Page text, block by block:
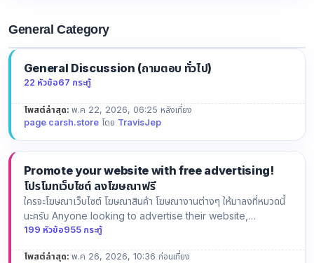
General Category
General Discussion (ถามตอบ ทั่วไป)
22 หัวข้อ67 กระทู้
โพสต์ล่าสุด: พ.ค 22, 2026, 06:25 หลังเที่ยง
page carsh.storeโดย TravisJep
Promote your website with free advertising!
โปรโมทเว็บไซต์ ลงโฆษณาฟรี
ใครจะโฆษณาเว็บไซต์ โฆษณาสินค้า โฆษณางานต่างๆ ให้มาลงที่หมวดนี้
นะครับ Anyone looking to advertise their website,
product…
199 หัวข้อ955 กระทู้
โพสต์ล่าสุด: พ.ค 26, 2026, 10:36 ก่อนเที่ยง